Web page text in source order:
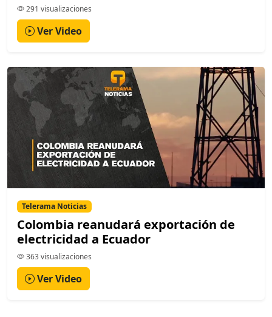
291 visualizaciones
Ver Video
Telerama Noticias
Colombia reanudará exportación de
electricidad a Ecuador
363 visualizaciones
Ver Video